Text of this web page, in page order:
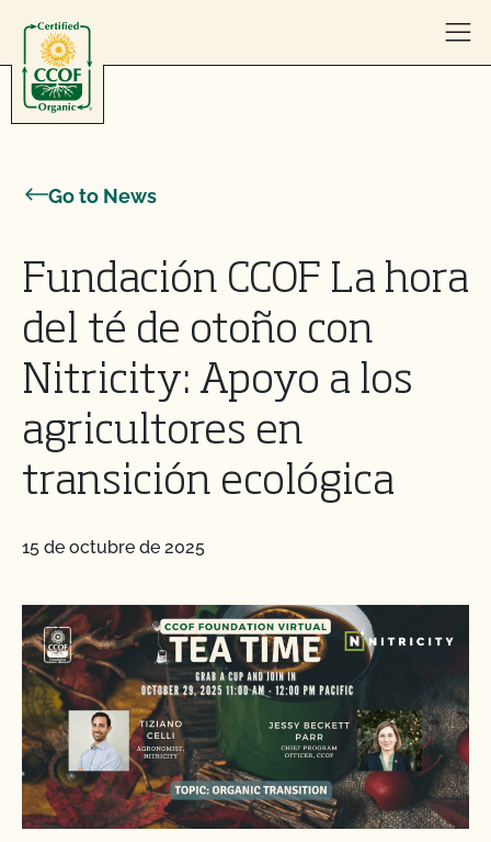
Go to News
Fundación CCOF La hora
del té de otoño con
Nitricity: Apoyo a los
agricultores en
transición ecológica
15 de octubre de 2025